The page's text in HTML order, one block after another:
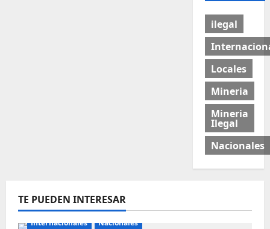
ilegal
Locales
Mineria
Mineria
Ilegal
Nacionales
TE PUEDEN INTERESAR
Internacionales Nacionales